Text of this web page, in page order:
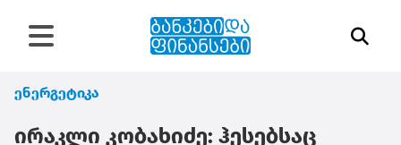
ენერგეტიკა
ირაკლი კობახიძე: ჰესებსაც